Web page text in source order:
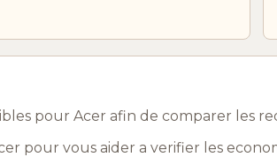
pour Acer afin de comparer les
pour vous aider a verifier les